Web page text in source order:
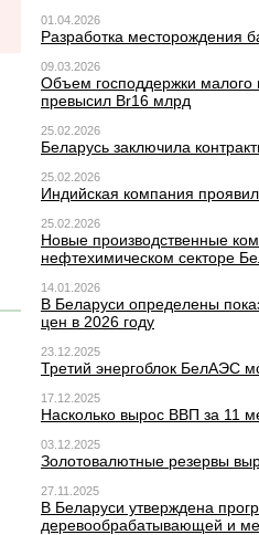
01.04.2026
Разработка месторождения
09.03.2026
Объем господдержки малого
превысил Br16 млрд
25.02.2026
Беларусь заключила
25.02.2026
Индийская компания
25.02.2026
Новые производственные
нефтехимическом секторе
14.01.2026
В Беларуси определены
цен в 2026 году
23.12.2025
Третий энергоблок БелАЭС
17.12.2025
Насколько вырос ВВП за 11
03.12.2025
Золотовалютные резервы
27.11.2025
В Беларуси утверждена
деревообрабатывающей и